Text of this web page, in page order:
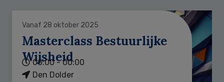
Vanaf 28 oktober 2025
Masterclass Bestuurlijke
Wijsheid
00:00 - 00:00
Den Dolder